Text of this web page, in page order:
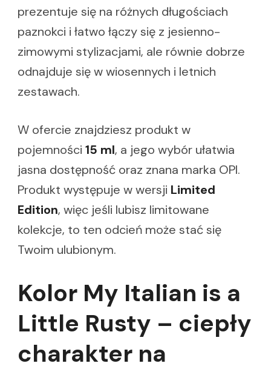
prezentuje się na różnych długościach
paznokci i łatwo łączy się z jesienno-
zimowymi stylizacjami, ale równie dobrze
odnajduje się w wiosennych i letnich
zestawach.
W ofercie znajdziesz produkt w
pojemności 15 ml, a jego wybór ułatwia
jasna dostępność oraz znana marka OPI.
Produkt występuje w wersji Limited
Edition, więc jeśli lubisz limitowane
kolekcje, to ten odcień może stać się
Twoim ulubionym.
Kolor My Italian is a
Little Rusty – ciepły
charakter na